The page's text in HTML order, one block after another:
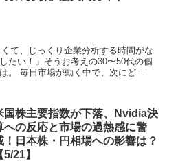
て、じっくり企業分析する時間がな
たい！」そうお考えの30〜50代の個
。 毎日市場が動く中で、次にど...
国株主要指数が下落、Nvidia決
への反応と市場の過熱感に警
！日本株・円相場への影響は？
5/21】